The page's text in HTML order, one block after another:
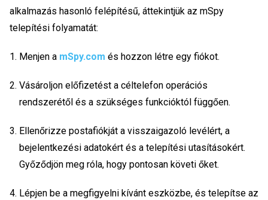
alkalmazás hasonló felépítésű, áttekintjük az mSpy
telepítési folyamatát:
Menjen a mSpy.com és hozzon létre egy fiókot.
Vásároljon előfizetést a céltelefon operációs
rendszerétől és a szükséges funkcióktól függően.
Ellenőrizze postafiókját a visszaigazoló levélért, a
bejelentkezési adatokért és a telepítési utasításokért.
Győződjön meg róla, hogy pontosan követi őket.
Lépjen be a megfigyelni kívánt eszközbe, és telepítse az